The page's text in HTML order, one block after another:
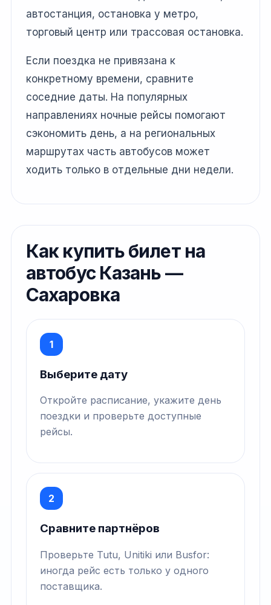
автостанция, остановка у метро,
торговый центр или трассовая остановка.
Если поездка не привязана к
конкретному времени, сравните
соседние даты. На популярных
направлениях ночные рейсы помогают
сэкономить день, а на региональных
маршрутах часть автобусов может
ходить только в отдельные дни недели.
Как купить билет на
автобус Казань —
Сахаровка
1
Выберите дату
Откройте расписание, укажите день
поездки и проверьте доступные
рейсы.
2
Сравните партнёров
Проверьте Tutu, Unitiki или Busfor:
иногда рейс есть только у одного
поставщика.